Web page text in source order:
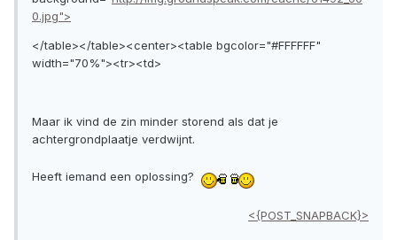
0.jpg">
</table></table><center><table bgcolor="#FFFFFF"
width="70%"><tr><td>
Maar ik vind de zin minder storend als dat je
achtergrondplaatje verdwijnt.
Heeft iemand een oplossing?
<{POST_SNAPBACK}>